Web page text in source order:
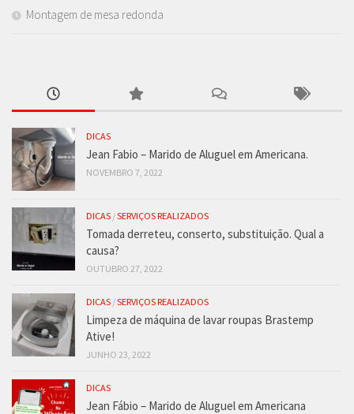
Montagem de mesa redonda
DICAS
Jean Fabio – Marido de Aluguel em Americana.
NOVEMBRO 7, 2022
DICAS /SERVIÇOS REALIZADOS
Tomada derreteu, conserto, substituição. Qual a
causa?
OUTUBRO 27, 2022
DICAS /SERVIÇOS REALIZADOS
Limpeza de máquina de lavar roupas Brastemp
Ative!
JUNHO 23, 2022
DICAS
Jean Fábio – Marido de Aluguel em Americana